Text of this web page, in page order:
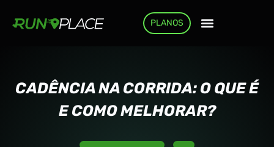
PLANOS
CADÊNCIA NA CORRIDA: O QUE É
E COMO MELHORAR?